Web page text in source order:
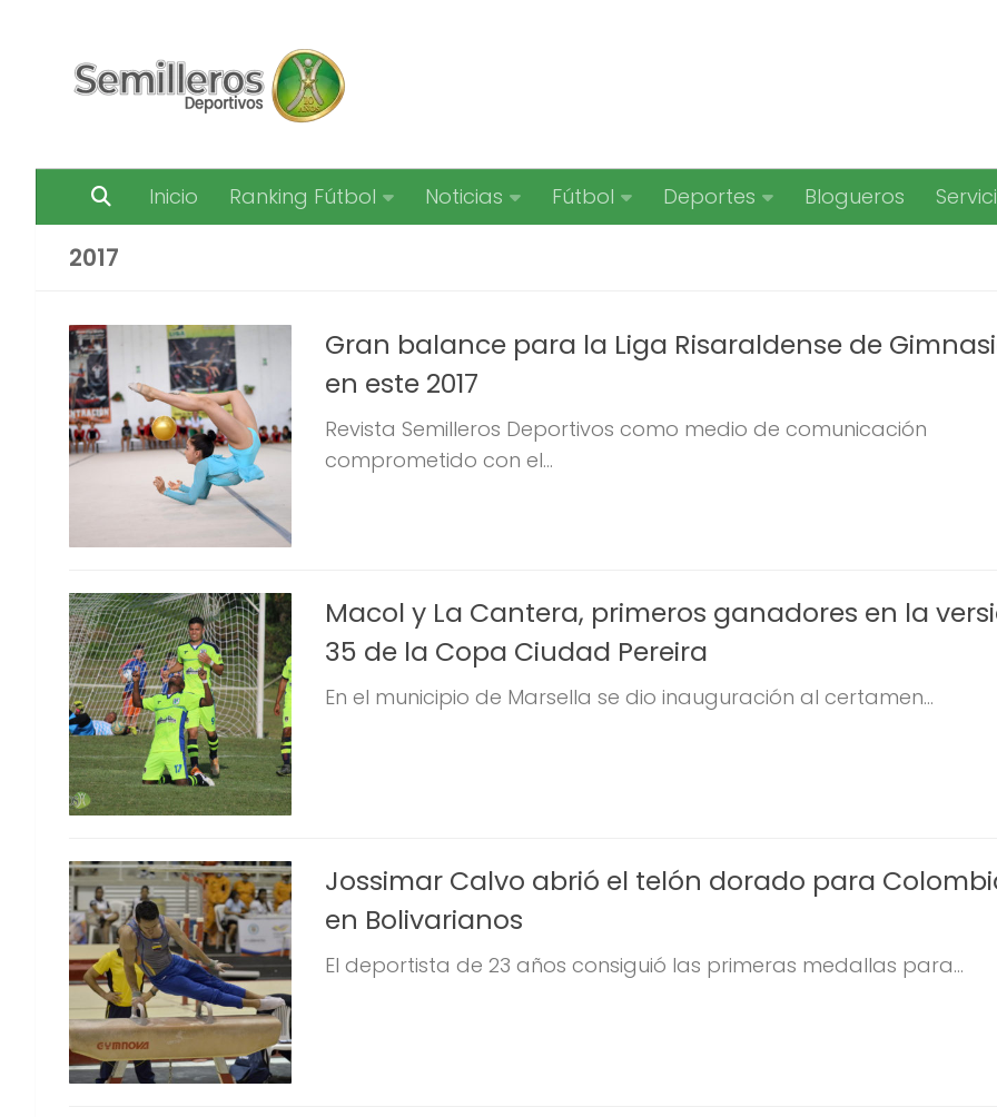
Inicio Ranking Fútbol Noticias Fútbol Deportes Blogueros
2017
Gran balance para la Liga Risaraldense de
en este 2017
Revista Semilleros Deportivos como medio de comunicación
comprometido con el...
Macol y La Cantera, primeros ganadores en la
35 de la Copa Ciudad Pereira
En el municipio de Marsella se dio inauguración al certamen...
Jossimar Calvo abrió el telón dorado para
en Bolivarianos
El deportista de 23 años consiguió las primeras medallas para...